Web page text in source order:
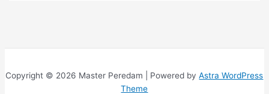
Copyright © 2026 Master Peredam | Powered byAstra WordPress
Theme